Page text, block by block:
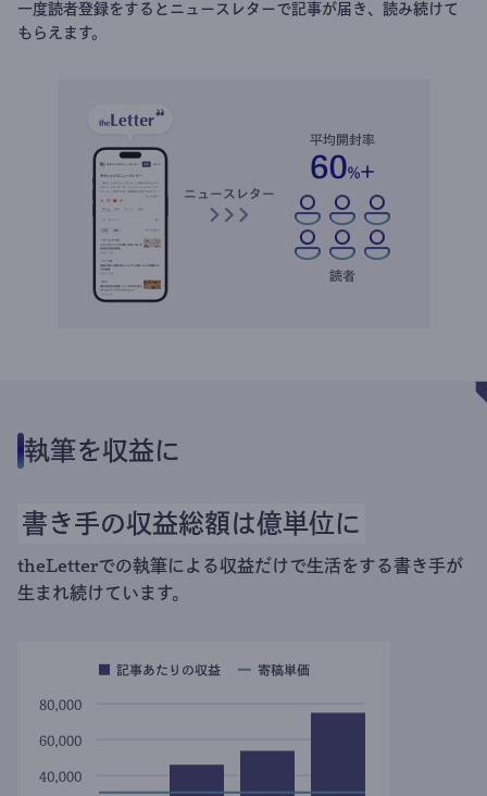
一度読者登録をするとニュースレターで記事が届き、読み続けて
もらえます。
執筆を収益に
書き手の収益総額は億単位に
theLetterでの執筆による収益だけで生活をする書き手が
生まれ続けています。